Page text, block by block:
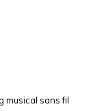
musical sans fil